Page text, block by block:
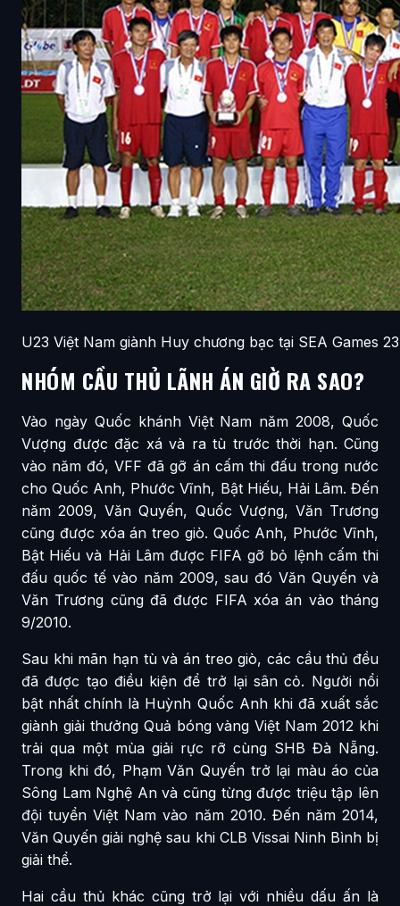
U23 Việt Nam giành Huy chương bạc tại SEA Games
NHÓM CẦU THỦ LÃNH ÁN GIỜ RA SAO?
Vào ngày Quốc khánh Việt Nam năm 2008, Quốc
Vượng được đặc xá và ra tù trước thời hạn. Cũng
vào năm đó, VFF đã gỡ án cấm thi đấu trong nước
cho Quốc Anh, Phước Vĩnh, Bật Hiếu, Hải Lâm. Đến
năm 2009, Văn Quyến, Quốc Vượng, Văn Trương
cũng được xóa án treo giò. Quốc Anh, Phước Vĩnh,
Bật Hiếu và Hải Lâm được FIFA gỡ bỏ lệnh cấm thi
đấu quốc tế vào năm 2009, sau đó Văn Quyến và
Văn Trương cũng đã được FIFA xóa án vào tháng
9/2010.
Sau khi mãn hạn tù và án treo giò, các cầu thủ đều
đã được tạo điều kiện để trở lại sân cỏ. Người nổi
bật nhất chính là Huỳnh Quốc Anh khi đã xuất sắc
giành giải thưởng Quả bóng vàng Việt Nam 2012 khi
trải qua một mùa giải rực rỡ cùng SHB Đà Nẵng.
Trong khi đó, Phạm Văn Quyến trở lại màu áo của
Sông Lam Nghệ An và cũng từng được triệu tập lên
đội tuyển Việt Nam vào năm 2010. Đến năm 2014,
Văn Quyến giải nghệ sau khi CLB Vissai Ninh Bình bị
giải thể.
Hai cầu thủ khác cũng trở lại với nhiều dấu ấn là